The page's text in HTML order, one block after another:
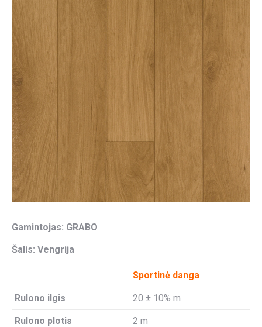
Gamintojas: GRABO
Šalis: Vengrija
Sportinė danga
Rulono ilgis 20 ± 10% m
Rulono plotis 2 m